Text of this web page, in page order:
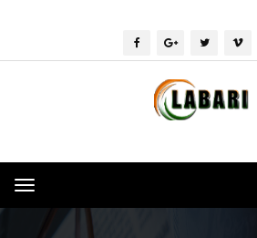
Toggle
navigation